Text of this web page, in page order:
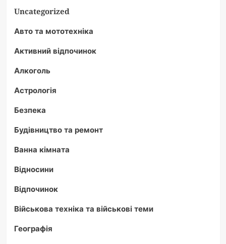
типовий
карлик
Uncategorized
Авто та мототехніка
Активний відпочинок
Алкоголь
Астрологія
Безпека
Будівництво та ремонт
Ванна кімната
Відносини
Відпочинок
Військова техніка та військові теми
Географія